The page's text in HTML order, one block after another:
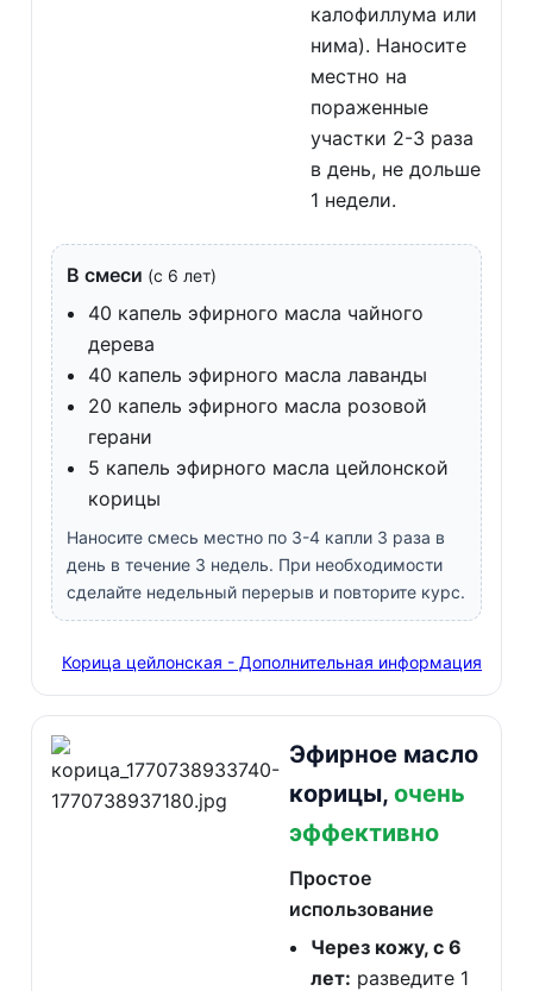
калофиллума или
нима). Наносите
местно на
пораженные
участки 2-3 раза
в день, не дольше
1 недели.
В смеси (с 6 лет)
40 капель эфирного масла чайного
дерева
40 капель эфирного масла лаванды
20 капель эфирного масла розовой
герани
5 капель эфирного масла цейлонской
корицы
Наносите смесь местно по 3-4 капли 3 раза в
день в течение 3 недель. При необходимости
сделайте недельный перерыв и повторите курс.
Корица цейлонская - Дополнительная информация
Эфирное масло
корицы, очень
эффективно
Простое
использование
Через кожу, с 6
лет: разведите 1